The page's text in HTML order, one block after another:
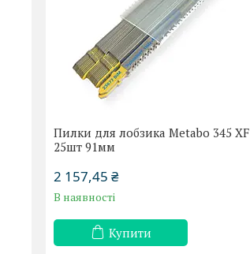
Пилки для лобзика Metabo 345 XF
25шт 91мм
2 157,45 ₴
В наявності
Купити